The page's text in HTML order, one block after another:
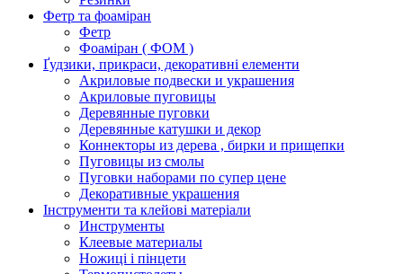
Фетр та фоаміран
Фетр
Фоаміран ( ФОМ )
Ґудзики, прикраси, декоративні елементи
Акриловые подвески и украшения
Акриловые пуговицы
Деревянные пуговки
Деревянные катушки и декор
Коннекторы из дерева , бирки и прищепки
Пуговицы из смолы
Пуговки наборами по супер цене
Декоративные украшения
Інструменти та клейові матеріали
Инструменты
Клеевые материалы
Ножиці і пінцети